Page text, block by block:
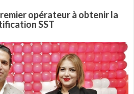
opérateur à obtenir la
SST